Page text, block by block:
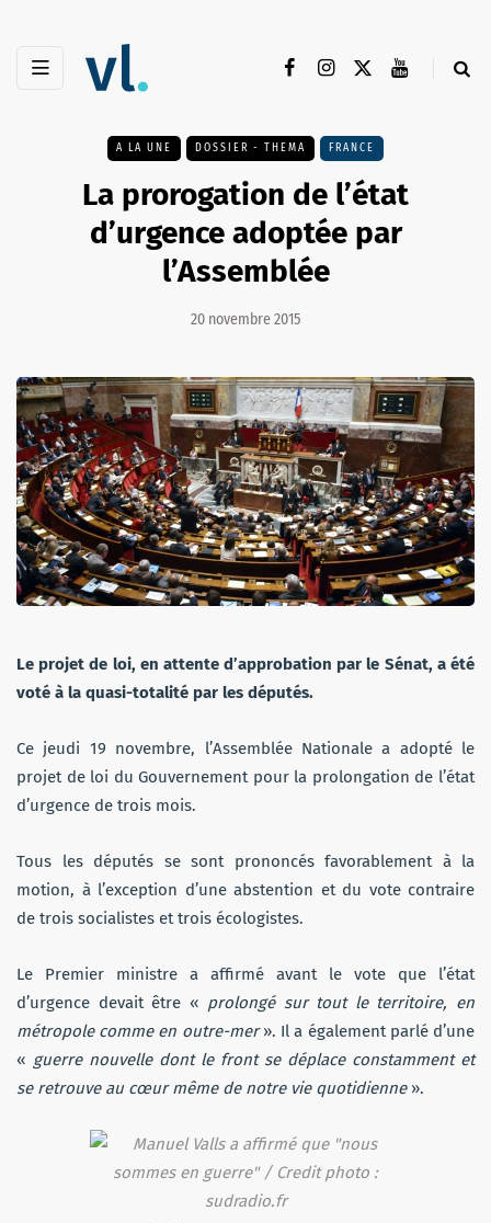
A LA UNE DOSSIER - THEMA FRANCE
La prorogation de l’état
d’urgence adoptée par
l’Assemblée
20 novembre 2015
Le projet de loi, en attente d’approbation par le Sénat, a été
voté à la quasi-totalité par les députés.
Ce jeudi 19 novembre, l’Assemblée Nationale a adopté le
projet de loi du Gouvernement pour la prolongation de l’état
d’urgence de trois mois.
Tous les députés se sont prononcés favorablement à la
motion, à l’exception d’une abstention et du vote contraire
de trois socialistes et trois écologistes.
Le Premier ministre a affirmé avant le vote que l’état
d’urgence devait être « prolongé sur tout le territoire, en
métropole comme en outre-mer». Il a également parlé d’une
« guerre nouvelle dont le front se déplace constamment et
se retrouve au cœur même de notre vie quotidienne».